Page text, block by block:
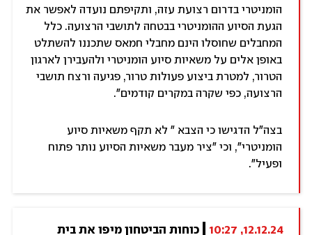
הומניטרי בדרום רצועת עזה, ותקיפתם נועדה לאפשר את
הגעת הסיוע ההומניטרי בבטחה לתושבי הרצועה. כלל
המחבלים שחוסלו הינם מחבלי חמאס שתכננו להשתלט
באופן אלים על משאיות סיוע הומניטרי ולהעבירן לארגון
הטרור, למטרת ביצוע פעולות טרור, פגיעה ורצח תושבי
הרצועה, כפי שקרה במקרים קודמים".
בצה"ל הדגישו כי הצבא " לא תקף משאיות סיוע
הומניטרי", וכי "ציר מעבר משאיות הסיוע נותר פתוח
ופעיל".
12.12.24, 10:27